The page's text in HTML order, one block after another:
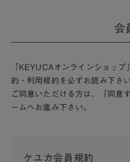
会
「KEYUCAオンラインショッ
約・利用規約を必ずお読み下さい
ご同意いただける方は、「同意
ームへお進み下さい。
ケユカ会員規約